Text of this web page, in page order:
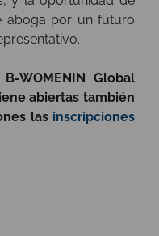
aboga por un futuro
WOMENIN Global
abiertas también
las inscripciones